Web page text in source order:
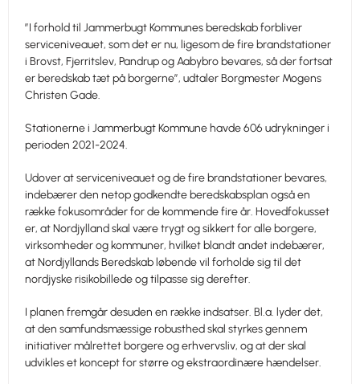
”I forhold til Jammerbugt Kommunes beredskab forbliver
serviceniveauet, som det er nu, ligesom de fire brandstationer
i Brovst, Fjerritslev, Pandrup og Aabybro bevares, så der fortsat
er beredskab tæt på borgerne”, udtaler Borgmester Mogens
Christen Gade.
Stationerne i Jammerbugt Kommune havde 606 udrykninger i
perioden 2021-2024.
Udover at serviceniveauet og de fire brandstationer bevares,
indebærer den netop godkendte beredskabsplan også en
række fokusområder for de kommende fire år. Hovedfokusset
er, at Nordjylland skal være trygt og sikkert for alle borgere,
virksomheder og kommuner, hvilket blandt andet indebærer,
at Nordjyllands Beredskab løbende vil forholde sig til det
nordjyske risikobillede og tilpasse sig derefter.
I planen fremgår desuden en række indsatser. Bl.a. lyder det,
at den samfundsmæssige robusthed skal styrkes gennem
initiativer målrettet borgere og erhvervsliv, og at der skal
udvikles et koncept for større og ekstraordinære hændelser.